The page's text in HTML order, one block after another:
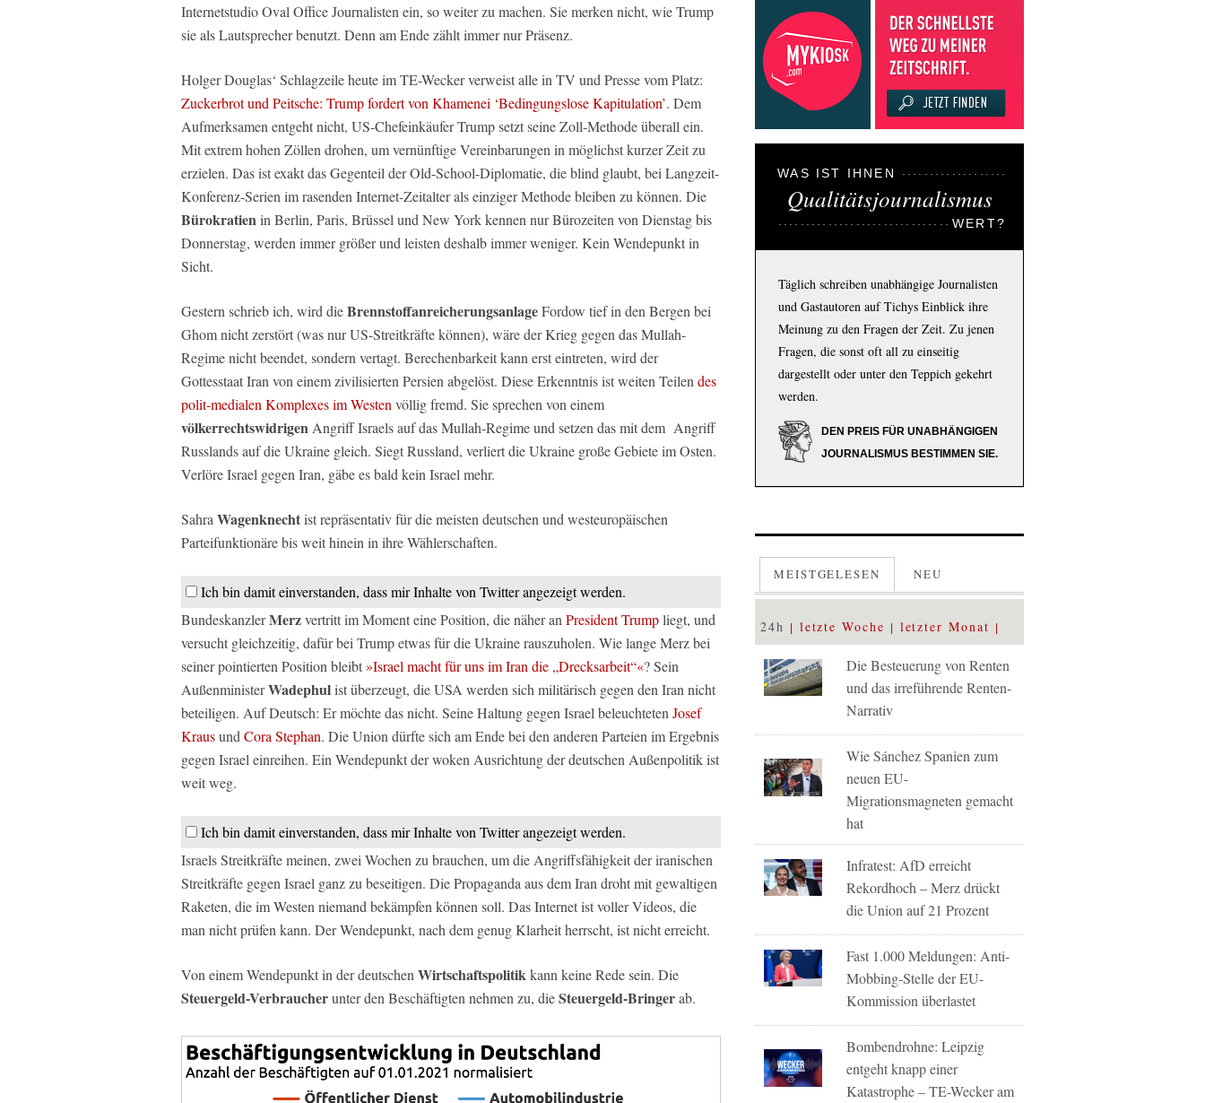
Internetstudio Oval Office Journalisten ein, so weiter zu machen. Sie merken nicht, wie Trump
sie als Lautsprecher benutzt. Denn am Ende zählt immer nur Präsenz.
Holger Douglas‘ Schlagzeile heute im TE-Wecker verweist alle in TV und Presse vom Platz:
Zuckerbrot und Peitsche: Trump fordert von Khamenei ‘Bedingungslose Kapitulation’. Dem
Aufmerksamen entgeht nicht, US-Chefeinkäufer Trump setzt seine Zoll-Methode überall ein.
Mit extrem hohen Zöllen drohen, um vernünftige Vereinbarungen in möglichst kurzer Zeit zu
erzielen. Das ist exakt das Gegenteil der Old-School-Diplomatie, die blind glaubt, bei Langzeit-
Konferenz-Serien im rasenden Internet-Zeitalter als einziger Methode bleiben zu können. Die
Bürokratienin Berlin, Paris, Brüssel und New York kennen nur Bürozeiten von Dienstag bis
Donnerstag, werden immer größer und leisten deshalb immer weniger. Kein Wendepunkt in
Sicht.
Gestern schrieb ich, wird dieBrennstoffanreicherungsanlageFordow tief in den Bergen bei
Ghom nicht zerstört (was nur US-Streitkräfte können), wäre der Krieg gegen das Mullah-
Regime nicht beendet, sondern vertagt. Berechenbarkeit kann erst eintreten, wird der
Gottesstaat Iran von einem zivilisierten Persien abgelöst. Diese Erkenntnis ist weiten Teilen des
polit-medialen Komplexes im Westen völlig fremd. Sie sprechen von einem
völkerrechtswidrigen Angriff Israels auf das Mullah-Regime und setzen das mit dem Angriff
Russlands auf die Ukraine gleich. Siegt Russland, verliert die Ukraine große Gebiete im Osten.
Verlöre Israel gegen Iran, gäbe es bald kein Israel mehr.
Sahra Wagenknechtist repräsentativ für die meisten deutschen und westeuropäischen
Parteifunktionäre bis weit hinein in ihre Wählerschaften.
Ich bin damit einverstanden, dass mir Inhalte von Twitter angezeigt werden.
BundeskanzlerMerzvertritt im Moment eine Position, die näher an President Trumpliegt, und
versucht gleichzeitig, dafür bei Trump etwas für die Ukraine rauszuholen. Wie lange Merz bei
seiner pointierten Position bleibt»Israel macht für uns im Iran die „Drecksarbeit“«? Sein
AußenministerWadephulist überzeugt, die USA werden sich militärisch gegen den Iran nicht
beteiligen. Auf Deutsch: Er möchte das nicht. Seine Haltung gegen Israel beleuchteten Josef
Krausund Cora Stephan. Die Union dürfte sich am Ende bei den anderen Parteien im Ergebnis
gegen Israel einreihen. Ein Wendepunkt der woken Ausrichtung der deutschen Außenpolitik ist
weit weg.
Ich bin damit einverstanden, dass mir Inhalte von Twitter angezeigt werden.
Israels Streitkräfte meinen, zwei Wochen zu brauchen, um die Angriffsfähigkeit der iranischen
Streitkräfte gegen Israel ganz zu beseitigen. Die Propaganda aus dem Iran droht mit gewaltigen
Raketen, die im Westen niemand bekämpfen können soll. Das Internet ist voller Videos, die
man nicht prüfen kann. Der Wendepunkt, nach dem genug Klarheit herrscht, ist nicht erreicht.
Von einem Wendepunkt in der deutschen Wirtschaftspolitikkann keine Rede sein. Die
Steuergeld-Verbraucherunter den Beschäftigten nehmen zu, dieSteuergeld-Bringerab.
WAS IST IHNEN
Qualitätsjournalismus
WERT?
Täglich schreiben unabhängige Journalisten
und Gastautoren auf Tichys Einblick ihre
Meinung zu den Fragen der Zeit. Zu jenen
Fragen, die sonst oft all zu einseitig
dargestellt oder unter den Teppich gekehrt
werden.
DEN PREIS FÜR UNABHÄNGIGEN
JOURNALISMUS BESTIMMEN SIE.
MEISTGELESEN NEU
24h letzte Woche letzter Monat
Die Besteuerung von Renten
und das irreführende Renten-
Narrativ
Wie Sánchez Spanien zum
neuen EU-
Migrationsmagneten gemacht
hat
Infratest: AfD erreicht
Rekordhoch – Merz drückt
die Union auf 21 Prozent
Fast 1.000 Meldungen: Anti-
Mobbing-Stelle der EU-
Kommission überlastet
Bombendrohne: Leipzig
entgeht knapp einer
Katastrophe – TE-Wecker am